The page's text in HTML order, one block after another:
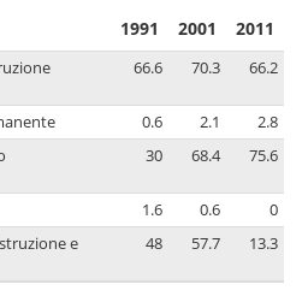
1991 2001 2011
66.6 70.3 66.2
0.6 2.1
2.8
30 68.4 75.6
1.6 0.6
0
e
48 57.7 13.3